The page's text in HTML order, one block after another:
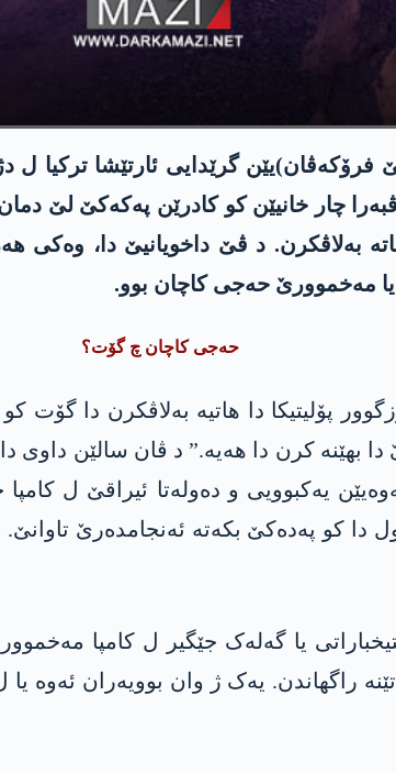
فرۆکەڤان)یێن گرێدایی ئارتێشا
چار خانیێن کو کادرێن پەکەکێ لێ
بەلاڤکرن. د ڤێ داخویانیێ دا، وەکی
مەخموورێ حەجی کاچان بوو.
حەجی کاچان چ گۆت؟
پۆلیتیکا دا ھاتیە بەلاڤکرن دا
بھێنە کرن دا ھەیە.” د ڤان سالێن داوی
یەکبوویی و دەولەتا ئیراقێ ل
کو پەدەکێ بکەتە ئەنجامدەرێ
یا گەلەک جێگیر ل کامپا
راگھاندن. یەک ژ وان بوویەران ئەوە